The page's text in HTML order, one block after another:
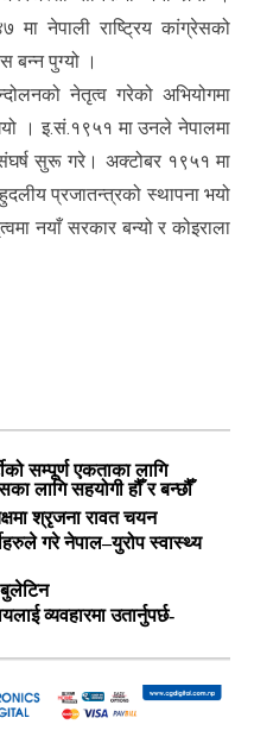
नेपाली राष्ट्रिय कांग्रेसको
बन्न पुग्यो ।
नेतृत्व गरेको अभियोगमा
। इ.सं.१९५१ मा उनले नेपालमा
सुरू गरे। अक्टोबर १९५१ मा
प्रजातन्त्रको स्थापना भयो
नयाँ सरकार बन्यो र कोइराला
सम्पूर्ण एकताका लागि
लागि सहयोगी हौँ र बन्छौँ
श्रृजना रावत चयन
गरे नेपाल–युरोप स्वास्थ्य
व्यवहारमा उतार्नुपर्छ-